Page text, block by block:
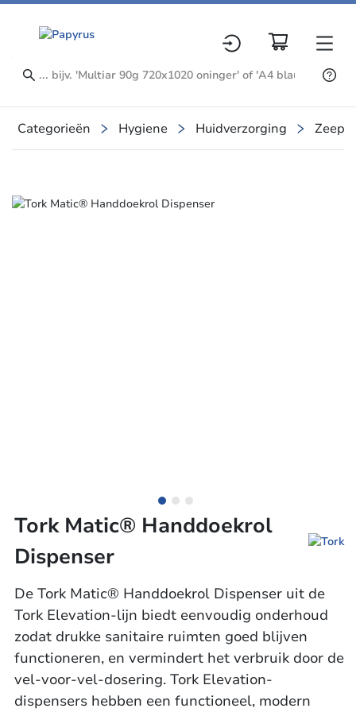
Categorieën Hygiene Huidverzorging
Slide 1 of 3
Tork Matic® Handdoekrol
Dispenser
De Tork Matic® Handdoekrol Dispenser uit de
Tork Elevation-lijn biedt eenvoudig onderhoud
zodat drukke sanitaire ruimten goed blijven
functioneren, en vermindert het verbruik door de
vel-voor-vel-dosering. Tork Elevation-
dispensers hebben een functioneel, modern